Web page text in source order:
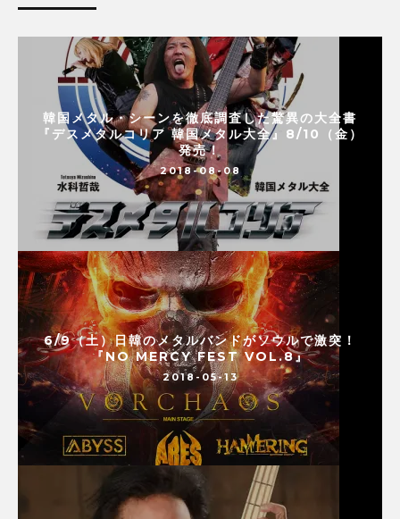
韓国メタル・シーンを徹底調査した驚異の大全書
『デスメタルコリア 韓国メタル大全』8/10（金）
発売！
2018-08-08
6/9（土）日韓のメタルバンドがソウルで激突！
『NO MERCY FEST VOL.8』
2018-05-13